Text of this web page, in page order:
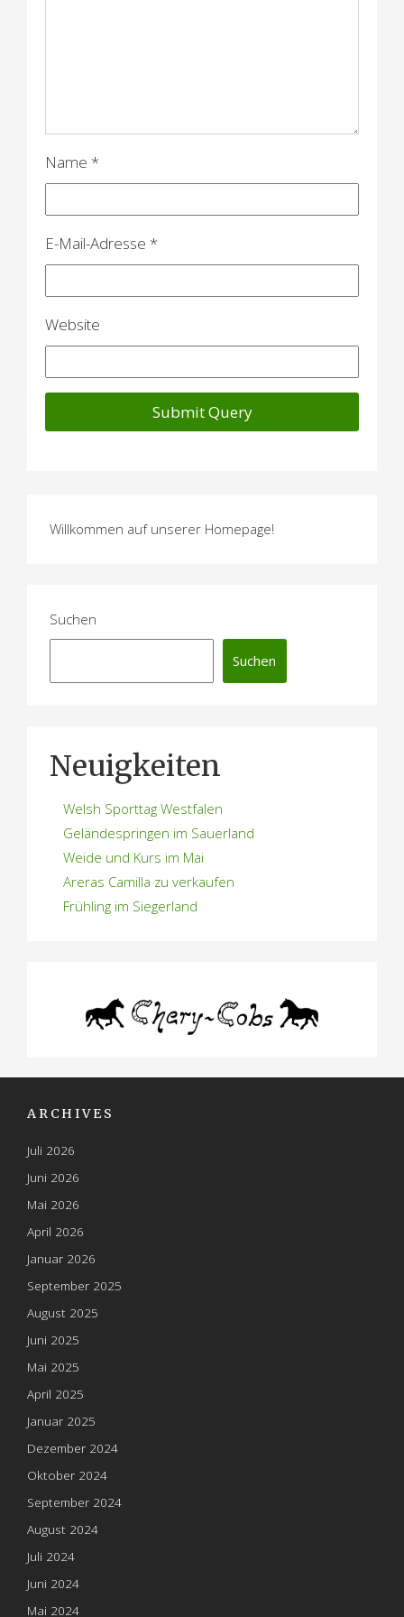
n
Name *
E-Mail-Adresse *
Website
Willkommen auf unserer Homepage!
Suchen
Suchen
Neuigkeiten
Welsh Sporttag Westfalen
Geländespringen im Sauerland
Weide und Kurs im Mai
Areras Camilla zu verkaufen
Frühling im Siegerland
ARCHIVES
Juli 2026
Juni 2026
Mai 2026
April 2026
Januar 2026
September 2025
August 2025
Juni 2025
Mai 2025
April 2025
Januar 2025
Dezember 2024
Oktober 2024
September 2024
August 2024
Juli 2024
Juni 2024
Mai 2024